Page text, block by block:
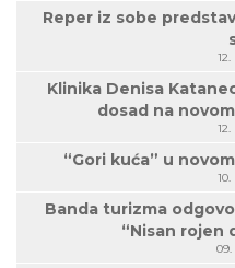
Reper iz sobe
12.
Klinika Denisa
dosad na
12.
“Gori kuća” u
10.
Banda turizma
“Nisan rojen
09.